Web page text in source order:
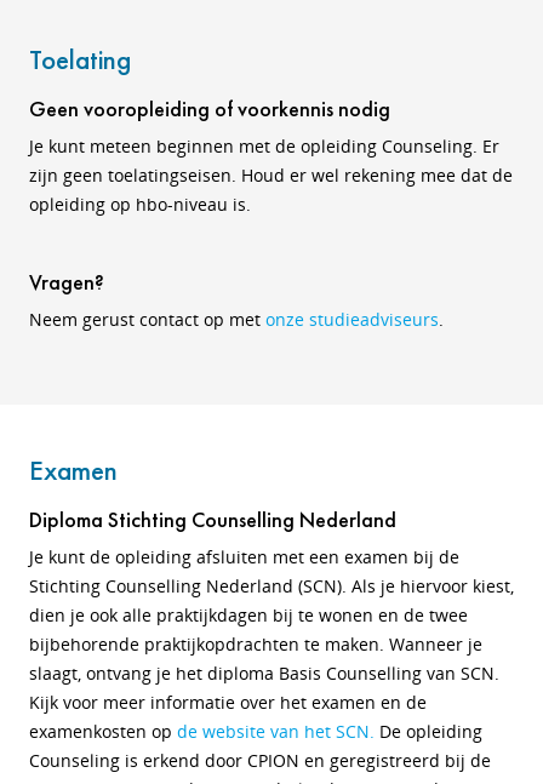
Toelating
Geen vooropleiding of voorkennis nodig
Je kunt meteen beginnen met de opleiding Counseling. Er
zijn geen toelatingseisen. Houd er wel rekening mee dat de
opleiding op hbo-niveau is.
Vragen?
Neem gerust contact op met onze studieadviseurs.
Examen
Diploma Stichting Counselling Nederland
Je kunt de opleiding afsluiten met een examen bij de
Stichting Counselling Nederland (SCN). Als je hiervoor kiest,
dien je ook alle praktijkdagen bij te wonen en de twee
bijbehorende praktijkopdrachten te maken. Wanneer je
slaagt, ontvang je het diploma Basis Counselling van SCN.
Kijk voor meer informatie over het examen en de
examenkosten op de website van het SCN. De opleiding
Counseling is erkend door CPION en geregistreerd bij de